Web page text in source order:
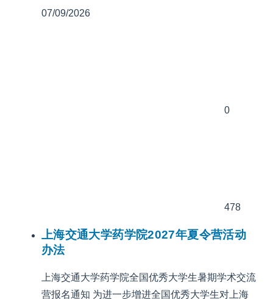
07/09/2026
0
478
上海交通大学药学院2027年夏令营活动
办法
上海交通大学药学院全国优秀大学生暑期学术交流
营报名通知 为进一步增进全国优秀大学生对上海